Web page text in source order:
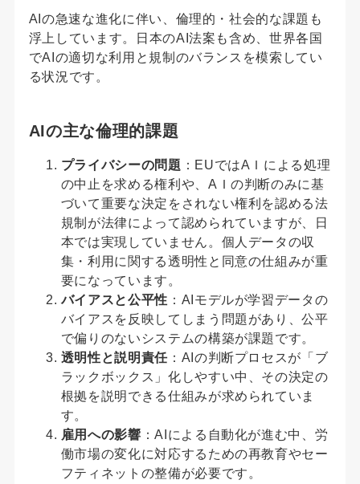
AIの急速な進化に伴い、倫理的・社会的な課題も
浮上しています。日本のAI法案も含め、世界各国
でAIの適切な利用と規制のバランスを模索してい
る状況です。
AIの主な倫理的課題
プライバシーの問題 ：EUではAＩによる処理
の中止を求める権利や、AＩの判断のみに基
づいて重要な決定をされない権利を認める法
規制が法律によって認められていますが、日
本では実現していません。個人データの収
集・利用に関する透明性と同意の仕組みが重
要になっています。
バイアスと公平性 ：AIモデルが学習データの
バイアスを反映してしまう問題があり、公平
で偏りのないシステムの構築が課題です。
透明性と説明責任：AIの判断プロセスが「ブ
ラックボックス」化しやすい中、その決定の
根拠を説明できる仕組みが求められていま
す。
雇用への影響 ：AIによる自動化が進む中、労
働市場の変化に対応するための再教育やセー
フティネットの整備が必要です。